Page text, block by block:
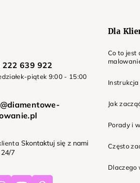
222 639 922
piątek 9:00 - 15:00
Skontaktuj się z nami
7
YoutubePinterest
Dla
Co to jest
Jak
Porady i
Często
Dlaczego